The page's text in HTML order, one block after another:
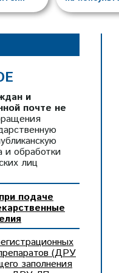
и
почте не
и обработки
лиц
подаче
(ДРУ
заполнения